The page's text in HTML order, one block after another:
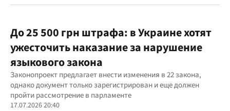
До 25 500 грн штрафа: в Украине хотят
ужесточить наказание за нарушение
языкового закона
Законопроект предлагает внести изменения в 22 закона,
однако документ только зарегистрирован и еще должен
пройти рассмотрение в парламенте
17.07.2026 20:40